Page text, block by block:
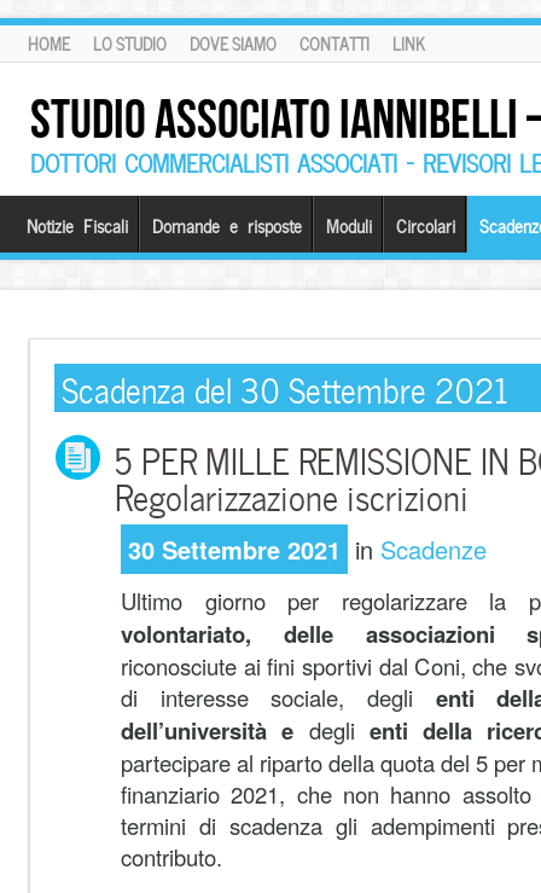
HOME LO STUDIO DOVE SIAMO CONTATTI LINK
STUDIO ASSOCIATO
DOTTORI COMMERCIALISTI ASSOCIATI – REVISORI
Notizie Fiscali Domande e risposte Moduli Circolari
Scadenza del 30 Settembre 2021
5 PER MILLE REMISSIONE IN
Regolarizzazione iscrizioni
30 Settembre 2021 in Scadenze
Ultimo giorno per regolarizzare la
volontariato, delle associazioni
riconosciute ai fini sportivi dal Coni, che
di interesse sociale, degli enti
dell’università e degli enti della
partecipare al riparto della quota del 5 per
finanziario 2021, che non hanno
termini di scadenza gli adempimenti
contributo.